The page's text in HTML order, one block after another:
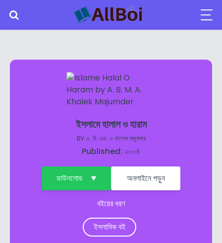
ইসলামে হালাল ও হারাম
BYএ. বি. এম. এ খালেক মজুমদার
Published: ২০০৪
ডাউনলোড অনলাইনে পড়ুন
বইয়ের ধরণ
ইসলামিক বই